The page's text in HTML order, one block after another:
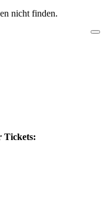
nicht finden.
Tickets: